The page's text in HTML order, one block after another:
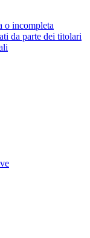
o incompleta
da parte dei titolari